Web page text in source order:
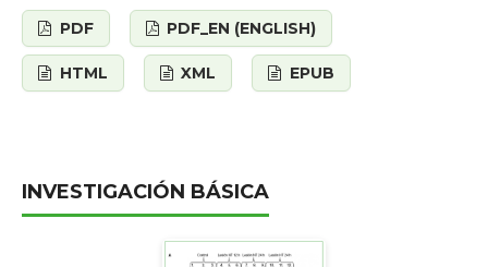
PDF PDF_EN (ENGLISH)
HTML XML EPUB
INVESTIGACIÓN BÁSICA